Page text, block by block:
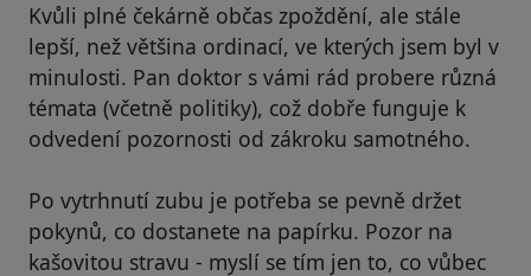
Kvůli plné čekárně občas zpoždění, ale stále
lepší, než většina ordinací, ve kterých jsem byl v
minulosti. Pan doktor s vámi rád probere různá
témata (včetně politiky), což dobře funguje k
odvedení pozornosti od zákroku samotného.
Po vytrhnutí zubu je potřeba se pevně držet
pokynů, co dostanete na papírku. Pozor na
kašovitou stravu - myslí se tím jen to, co vůbec